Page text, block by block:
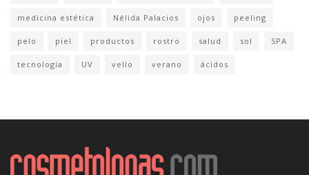
medicina estética Nélida Palacios ojos peeling
pelo piel productos rostro salud sol SPA
tecnología UV vello verano ácidos